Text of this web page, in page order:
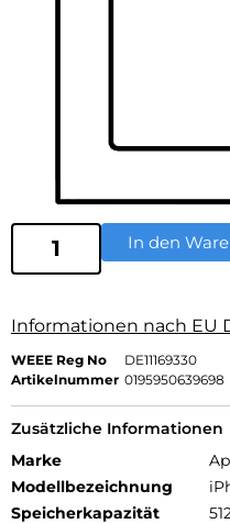
In den
Informationen nach EU
WEEE Reg No
DE11169330
Artikelnummer 0195950639698
Zusätzliche Informationen
Marke
Modellbezeichnung
Speicherkapazität